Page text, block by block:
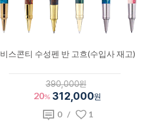
비스콘티 수성펜 반 고흐(수입사 재고)
390,000원
20% 312,000원
0/ 1